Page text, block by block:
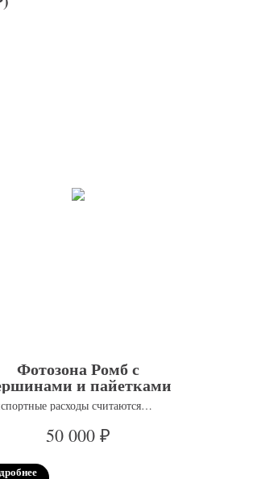
Фотозона Ромб с
и пайетками
расходы считаются
50 000 ₽